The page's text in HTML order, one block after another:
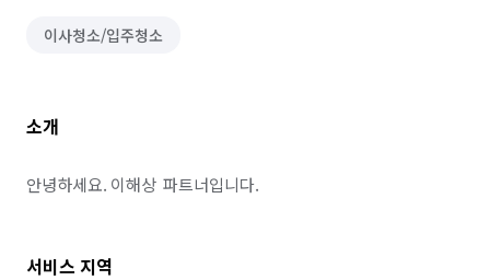
이사청소/입주청소
소개
안녕하세요. 이해상  파트너입니다.
서비스 지역